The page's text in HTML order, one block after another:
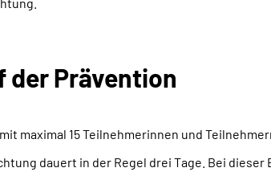
der Prävention
maximal 15 Teilnehmerinnen und
dauert in der Regel drei Tage. Bei